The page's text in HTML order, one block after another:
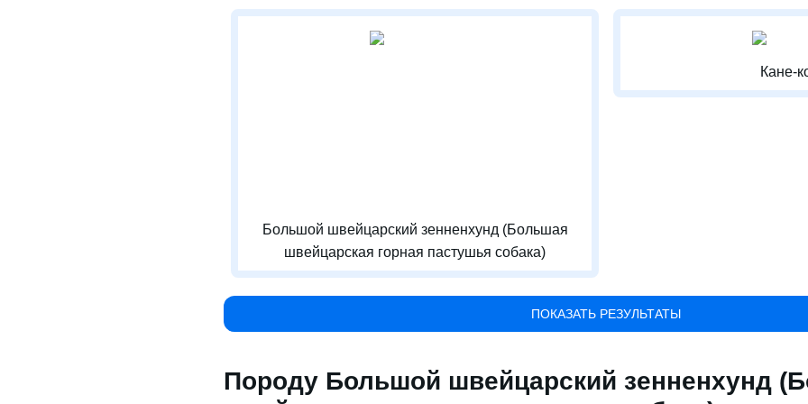
Большой швейцарский зенненхунд (Большая
швейцарская горная пастушья собака)
Кане-
ПОКАЗАТЬ РЕЗУЛЬТАТЫ
Породу Большой швейцарский зенненхунд